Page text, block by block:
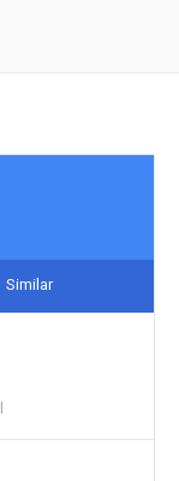
Similar